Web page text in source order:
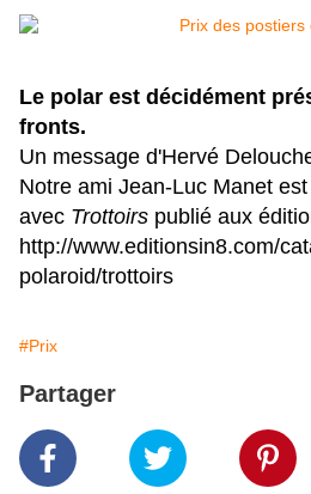
Le polar est décidément
fronts.
Un message d'Hervé
Notre ami Jean-Luc Manet
avec Trottoirs publié aux
http://www.editionsin8.com/
polaroid/trottoirs
#Prix
Partager